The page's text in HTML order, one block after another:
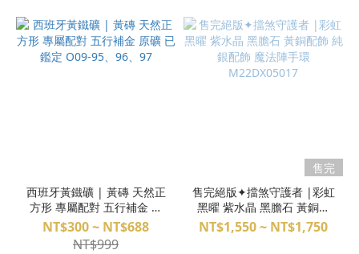
西班牙黃鐵礦 | 黃磚 天然正
方形 專屬配對 五行補金 原
礦 已鑑定 O09-95、96、97
NT$300 ~ NT$688
NT$999
售完
售完絕版✦擋煞守護者 |彩虹
黑曜 紫水晶 黑膽石 黃銅配
飾 純銀配飾 魔法陣手環
M22DX05017
NT$1,550 ~ NT$1,750